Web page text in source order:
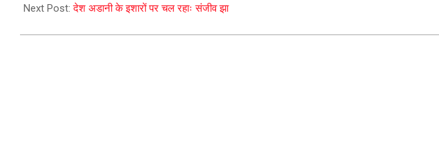
03
Next Post:देश अडानी के इशारों पर चल रहाः संजीव झा